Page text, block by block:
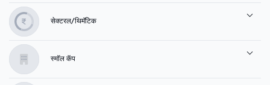
सेक्टरल/थिमॅटिक
स्मॉल कॅप